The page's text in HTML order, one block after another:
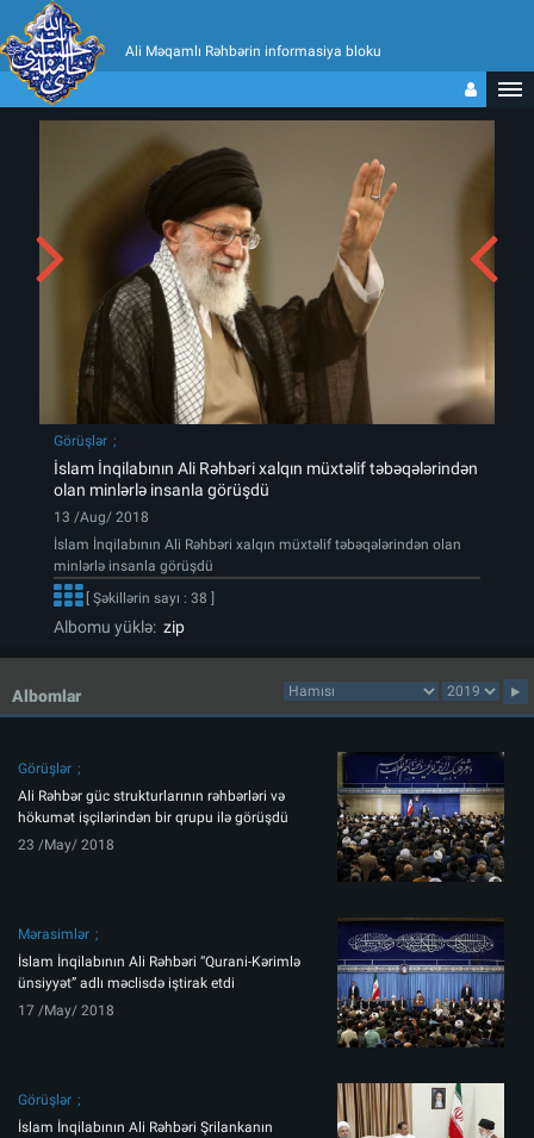
Ali Məqamlı Rəhbərin informasiya bloku
Görüşlər
İslam İnqilabının Ali Rəhbəri xalqın müxtəlif təbəqələrindən
olan minlərlə insanla görüşdü
13 /Aug/ 2018
İslam İnqilabının Ali Rəhbəri xalqın müxtəlif təbəqələrindən olan
minlərlə insanla görüşdü
[ Şəkillərin sayı : 38 ]
Albomu yüklə: zip
Albomlar
Görüşlər
Ali Rəhbər güc strukturlarının rəhbərləri və
hökumət işçilərindən bir qrupu ilə görüşdü
23 /May/ 2018
Mərasimlər
İslam İnqilabının Ali Rəhbəri “Qurani-Kərimlə
ünsiyyət” adlı məclisdə iştirak etdi
17 /May/ 2018
Görüşlər
İslam İnqilabının Ali Rəhbəri Şrilankanın